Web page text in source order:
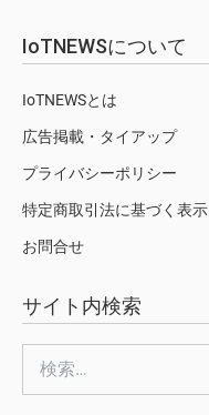
IoTNEWSについて
IoTNEWSとは
広告掲載・タイアップ
プライバシーポリシー
特定商取引法に基づく表示
お問合せ
サイト内検索
索: